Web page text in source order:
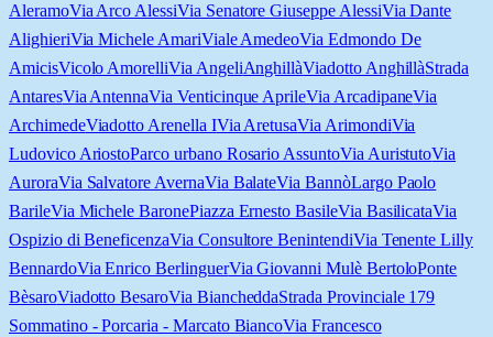
AleramoVia Arco AlessiVia Senatore Giuseppe AlessiVia Dante
AlighieriVia Michele AmariViale AmedeoVia Edmondo De
AmicisVicolo AmorelliVia AngeliAnghillàViadotto AnghillàStrada
AntaresVia AntennaVia Venticinque AprileVia ArcadipaneVia
ArchimedeViadotto Arenella IVia AretusaVia ArimondiVia
Ludovico AriostoParco urbano Rosario AssuntoVia AuristutoVia
AuroraVia Salvatore AvernaVia BalateVia BannòLargo Paolo
BarileVia Michele BaronePiazza Ernesto BasileVia BasilicataVia
Ospizio di BeneficenzaVia Consultore BenintendiVia Tenente Lilly
BennardoVia Enrico BerlinguerVia Giovanni Mulè BertoloPonte
BèsaroViadotto BesaroVia BiancheddaStrada Provinciale 179
Sommatino - Porcaria - Marcato BiancoVia Francesco